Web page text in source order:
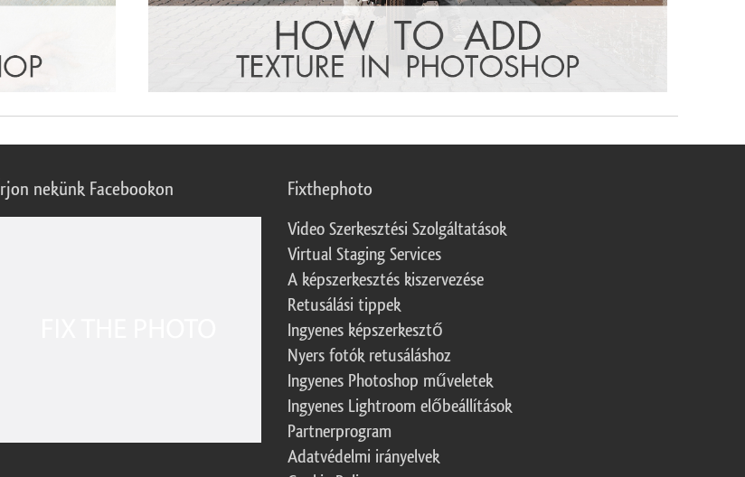
Írjon nekünk Facebookon Fixthephoto
Video Szerkesztési Szolgáltatások
Virtual Staging Services
A képszerkesztés kiszervezése
Retusálási tippek
Ingyenes képszerkesztő
Nyers fotók retusáláshoz
Ingyenes Photoshop műveletek
Ingyenes Lightroom előbeállítások
Partnerprogram
Adatvédelmi irányelvek